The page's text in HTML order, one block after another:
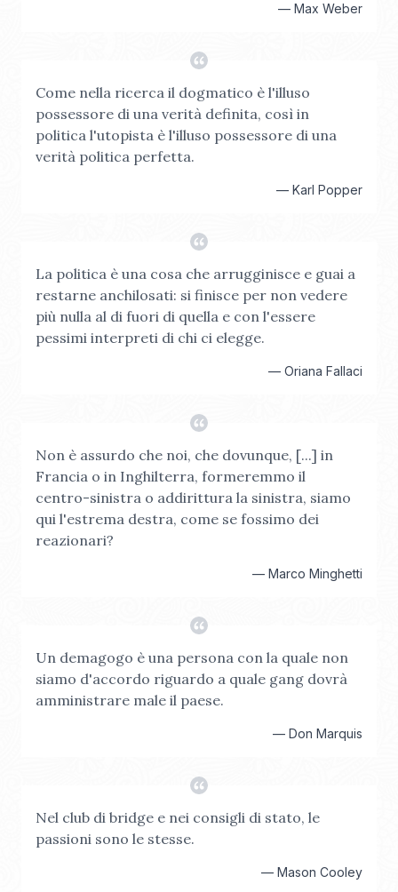
— Max Weber
Come nella ricerca il dogmatico è l'illuso
possessore di una verità definita, così in
politica l'utopista è l'illuso possessore di una
verità politica perfetta.
— Karl Popper
La politica è una cosa che arrugginisce e guai a
restarne anchilosati: si finisce per non vedere
più nulla al di fuori di quella e con l'essere
pessimi interpreti di chi ci elegge.
— Oriana Fallaci
Non è assurdo che noi, che dovunque, [...] in
Francia o in Inghilterra, formeremmo il
centro-sinistra o addirittura la sinistra, siamo
qui l'estrema destra, come se fossimo dei
reazionari?
— Marco Minghetti
Un demagogo è una persona con la quale non
siamo d'accordo riguardo a quale gang dovrà
amministrare male il paese.
— Don Marquis
Nel club di bridge e nei consigli di stato, le
passioni sono le stesse.
— Mason Cooley